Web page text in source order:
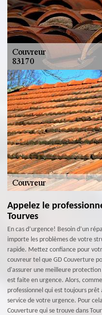
Appelez le
Tourves
En cas d’urgence! Besoin d’un
importe les problèmes de votre
rapide. Mettez confiance pour
couvreur tel que GD Couverture
d'assurer une meilleure
est faite en urgence. Alors,
professionnel qui est toujours
service de votre urgence. Pour
Couverture qui se trouve dans